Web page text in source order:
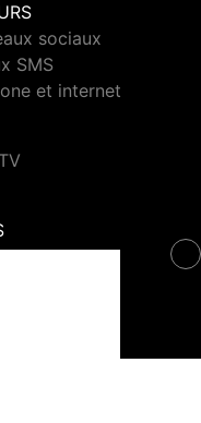
sociaux
SMS
et internet